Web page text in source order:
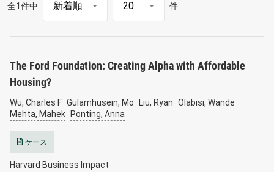
全1件中 件
The Ford Foundation: Creating Alpha with Affordable
Housing?
Wu, Charles F Gulamhusein, Mo Liu, Ryan Olabisi, Wande
Mehta, Mahek
Ponting, Anna
ケース
Harvard Business Impact